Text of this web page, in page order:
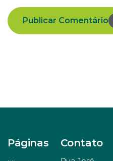
Publicar Comentário
Páginas Contato